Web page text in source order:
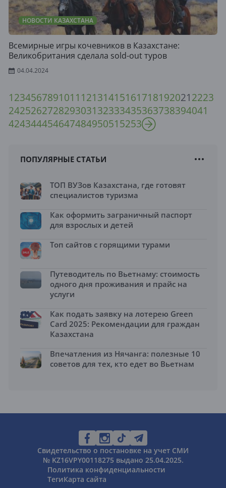
НОВОСТИ КАЗАХСТАНА
Всемирные игры кочевников в Казахстане:
Великобритания сделала sold-out туров
04.04.2024
1234567891011 121314151617181920212223
242526272829303132333435363738394041
424344454647484950515253
ПОПУЛЯРНЫЕ СТАТЬИ
ТОП ВУЗов Казахстана, где готовят
специалистов туризма
Как оформить заграничный паспорт
для взрослых и детей
Топ сайтов с горящими турами
Путеводитель по Вьетнаму: стоимость
одного дня проживания и прайс на
услуги
Как подать заявку на лотерею Green
Card 2025: Рекомендации для граждан
Казахстана
Впечатления из Нячанга: полезные 10
советов для тех, кто едет во Вьетнам
Свидетельство о постановке на учет СМИ
№ KZ16VPY00118275 выдано 25.04.2025.
Политика конфиденциальности
ТегиКарта сайта